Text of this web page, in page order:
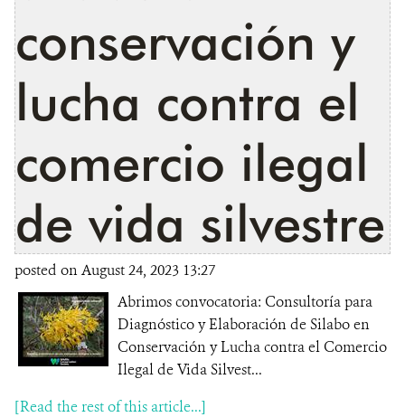
conservación y
lucha contra el
comercio ilegal
de vida silvestre
posted on August 24, 2023 13:27
Abrimos convocatoria: Consultoría para
Diagnóstico y Elaboración de Silabo en
Conservación y Lucha contra el Comercio
Ilegal de Vida Silvest...
[Read the rest of this article...]